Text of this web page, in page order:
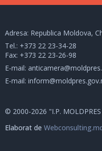
Adresa: Republica Moldova,
Tel.: +373 22 23-34-28
Fax: +373 22 23-26-98
E-mail:
E-mail:
© 2000-2026 "I.P. MOLDPRES
Elaborat de